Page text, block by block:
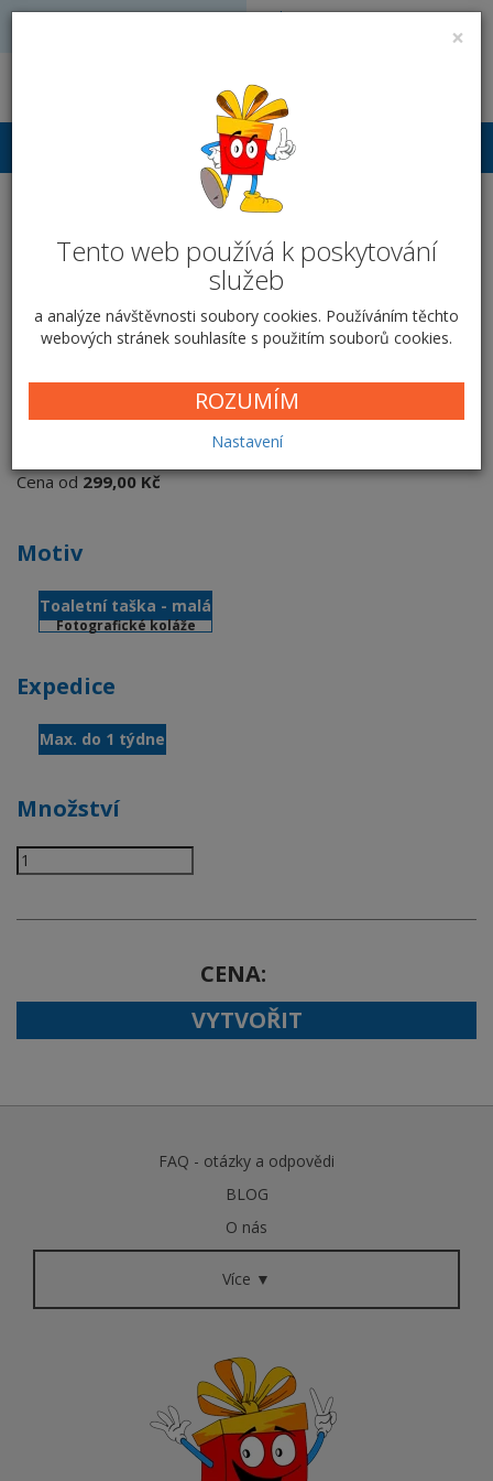
×
Tento web používá k poskytování
služeb
a analýze návštěvnosti soubory cookies. Používáním těchto
webových stránek souhlasíte s použitím souborů cookies.
ROZUMÍM
Nastavení
Volejte: 728 051 909
Přihlášení
Toaletní taška - malá -
Koláž fotografií
Koláž fotografií
Koláž fotografií
Cena od 299,00 Kč
Motiv
Toaletní taška - malá
Fotografické koláže
Expedice
Max. do 1 týdne
Množství
CENA
VYTVOŘIT
FAQ - otázky a odpovědi
BLOG
O nás
Více ▼